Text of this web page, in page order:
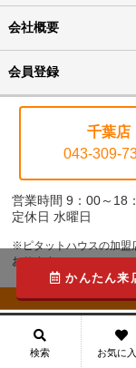
会社概要
会員登録
千葉店
043-309-
営業時間 9：00～18
定休日 水曜日
※ピタットハウスの加盟
おります。
かんたん来
検索 お気に